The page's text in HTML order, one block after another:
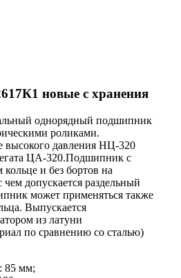
новые с хранения
однорядный подшипник
роликами.
высокого давления НЦ-320
ЦА-320.Подшипник с
и без бортов на
допускается раздельный
может применяться также
Выпускается
из латуни
по сравнению со сталью)
85 мм;